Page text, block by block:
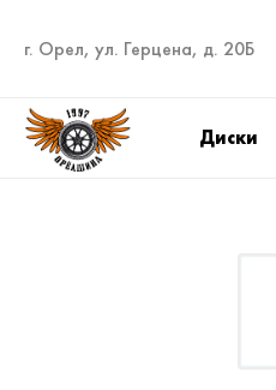
г. Орел, ул. Герцена, д. 20Б
Диски